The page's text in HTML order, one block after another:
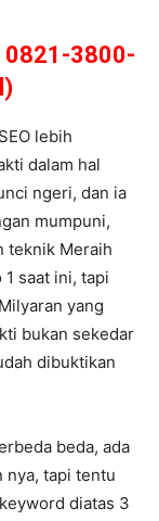
0821-3800-
lebih
dalam hal
ngeri, dan ia
mumpuni,
teknik Meraih
saat ini, tapi
yang
bukan sekedar
dibuktikan
beda, ada
nya, tapi tentu
diatas 3